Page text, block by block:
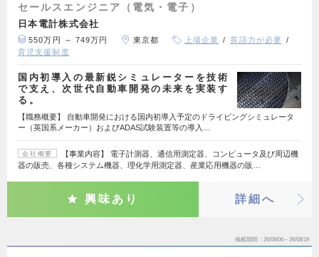
セールスエンジニア（電気・電子）
日本電計株式会社
550万円 ～ 749万円 東京都 上場企業
英語力が必要
育児支援制度
国内初導入の最新鋭シミュレーターを技術
で支え、次世代自動車開発の未来を実装す
る。
【職務概要】 自動車開発における国内初導入予定のドライビングシミュレータ
ー（英国系メーカー）およびADAS試験装置等の導入…
会社概要
【事業内容】 電子計測器、通信用測定器、コンピュータ及び周辺機
器の販売、各種システム機器、理化学用測定器、産業応用機器の販…
興味あり 詳細へ
掲載期間 26/08/06～26/08/19